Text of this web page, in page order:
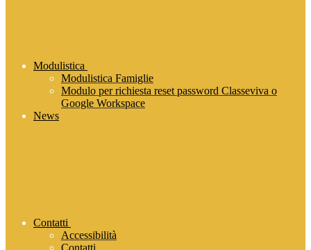
Modulistica
Modulistica Famiglie
Modulo per richiesta reset password Classeviva o
Google Workspace
News
Contatti
Accessibilità